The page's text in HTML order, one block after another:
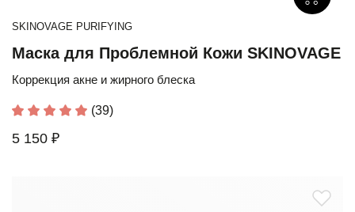
SKINOVAGE PURIFYING
Маска для Проблемной Кожи SKINOVAGE
Коррекция акне и жирного блеска
(39)
5 150 ₽